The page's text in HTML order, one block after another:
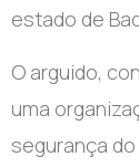
estado de
O arguido,
uma
segurança do